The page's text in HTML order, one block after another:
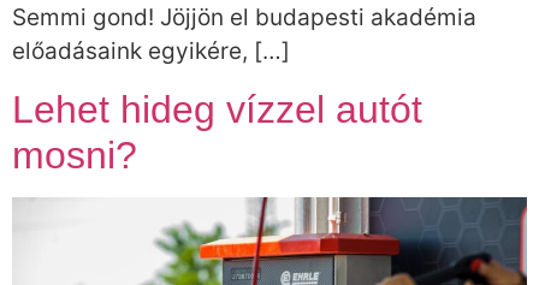
Semmi gond! Jöjjön el budapesti akadémia
előadásaink egyikére, […]
Lehet hideg vízzel autót
mosni?